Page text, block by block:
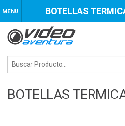
MENU BOTELLAS
BOTELLAS